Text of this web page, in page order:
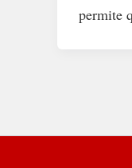
permite